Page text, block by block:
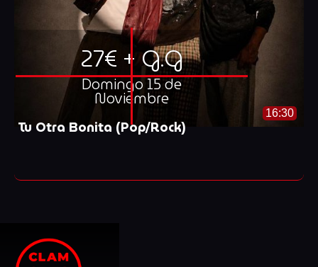
27€ + G.G
Domingo 15 de
Noviembre
16:30
Tu Otra Bonita (Pop/Rock)